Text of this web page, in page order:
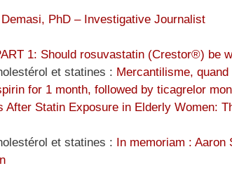
PhD – Investigative Journalist
1: Should rosuvastatin (Crestor®) be
et statines : Mercantilisme,
for 1 month, followed by ticagrelor
After Statin Exposure in Elderly Women:
et statines :
In memoriam :